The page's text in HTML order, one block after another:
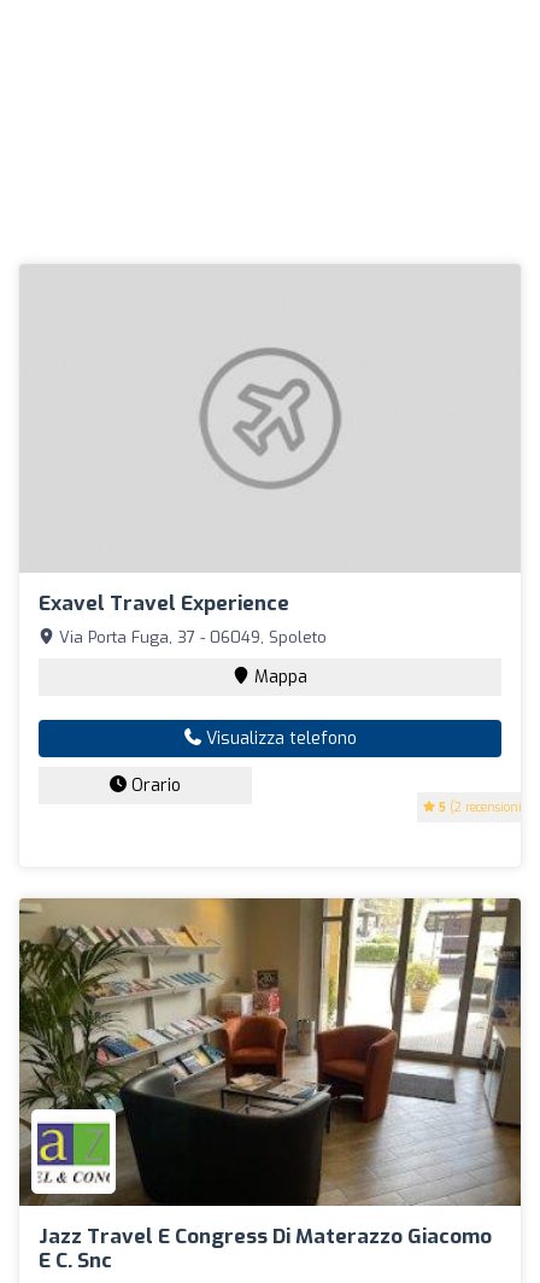
Exavel Travel Experience
5 (2 recensioni)
Via Porta Fuga, 37 - 06049, Spoleto
Mappa
Visualizza telefono
Orario
Jazz Travel E Congress Di Materazzo Giacomo
E C. Snc